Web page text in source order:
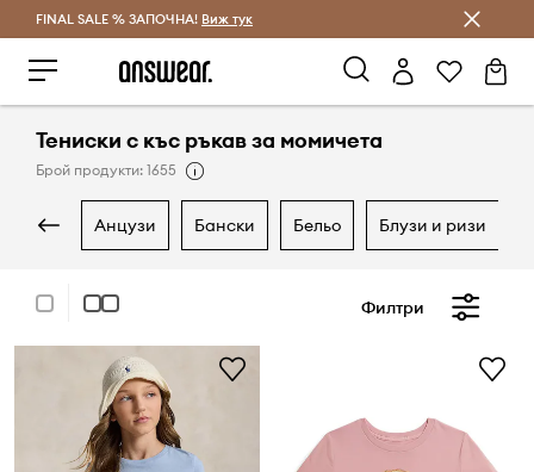
Спестявай с Answear Club
FINAL SALE % ЗАПОЧНА! Виж тук
Тениски с къс ръкав за момичета
Брой продукти: 1655
анцузи бански бельо блузи и ризи
Филтри